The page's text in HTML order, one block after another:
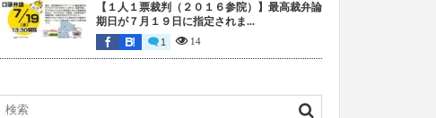
【１人１票裁判（２０１６参院）】最高裁弁論
期日が７月１９日に指定されま...
1 14